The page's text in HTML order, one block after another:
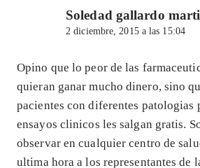
Soledad gallardo
2 diciembre, 2015 a las 15:04
Opino que lo peor de las
quieran ganar mucho dinero, sino
pacientes con diferentes patologias
ensayos clinicos les salgan gratis.
observar en cualquier centro de
ultima hora a los representantes de